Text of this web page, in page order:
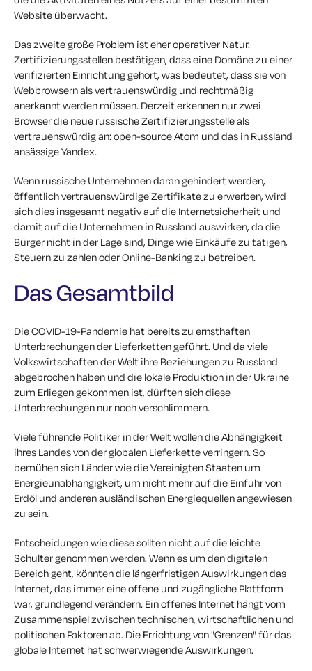
Website überwacht.
Das zweite große Problem ist eher operativer Natur.
Zertifizierungsstellen bestätigen, dass eine Domäne zu einer
verifizierten Einrichtung gehört, was bedeutet, dass sie von
Webbrowsern als vertrauenswürdig und rechtmäßig
anerkannt werden müssen. Derzeit erkennen nur zwei
Browser die neue russische Zertifizierungsstelle als
vertrauenswürdig an: open-source Atom und das in Russland
ansässige Yandex.
Wenn russische Unternehmen daran gehindert werden,
öffentlich vertrauenswürdige Zertifikate zu erwerben, wird
sich dies insgesamt negativ auf die Internetsicherheit und
damit auf die Unternehmen in Russland auswirken, da die
Bürger nicht in der Lage sind, Dinge wie Einkäufe zu tätigen,
Steuern zu zahlen oder Online-Banking zu betreiben.
Das Gesamtbild
Die COVID-19-Pandemie hat bereits zu ernsthaften
Unterbrechungen der Lieferketten geführt. Und da viele
Volkswirtschaften der Welt ihre Beziehungen zu Russland
abgebrochen haben und die lokale Produktion in der Ukraine
zum Erliegen gekommen ist, dürften sich diese
Unterbrechungen nur noch verschlimmern.
Viele führende Politiker in der Welt wollen die Abhängigkeit
ihres Landes von der globalen Lieferkette verringern. So
bemühen sich Länder wie die Vereinigten Staaten um
Energieunabhängigkeit, um nicht mehr auf die Einfuhr von
Erdöl und anderen ausländischen Energiequellen angewiesen
zu sein.
Entscheidungen wie diese sollten nicht auf die leichte
Schulter genommen werden. Wenn es um den digitalen
Bereich geht, könnten die längerfristigen Auswirkungen das
Internet, das immer eine offene und zugängliche Plattform
war, grundlegend verändern. Ein offenes Internet hängt vom
Zusammenspiel zwischen technischen, wirtschaftlichen und
politischen Faktoren ab. Die Errichtung von "Grenzen" für das
globale Internet hat schwerwiegende Auswirkungen.